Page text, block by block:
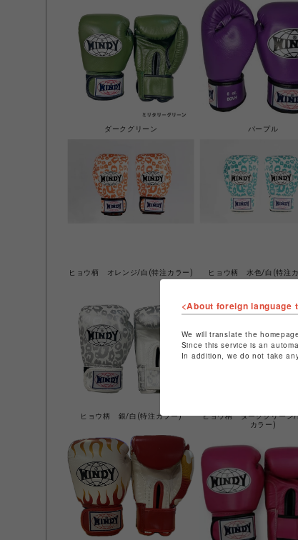
ダークグリーン パープル
ヒョウ柄 オレンジ/白(特注カラー) ヒョウ柄 水色/白(特注
ヒョウ柄 銀/白(特注カラー)
ヒョウ柄 ダークグリーン
カラー)
<About foreign language
We will translate the
Since this service is an
In addition, we do not take